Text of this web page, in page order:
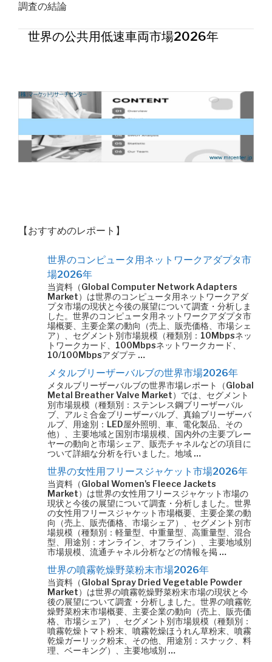
調査の結論
世界の公共用低速車両市場2026年
【おすすめのレポート】
世界のコンピュータ用ネットワークアダプタ市
場2026年
当資料（Global Computer Network Adapters
Market）は世界のコンピュータ用ネットワークアダ
プタ市場の現状と今後の展望について調査・分析しま
した。世界のコンピュータ用ネットワークアダプタ市
場概要、主要企業の動向（売上、販売価格、市場シェ
ア）、セグメント別市場規模（種類別：10Mbpsネッ
トワークカード、100Mbpsネットワークカード、
10/100Mbpsアダプテ …
メタルブリーザーバルブの世界市場2026年
メタルブリーザーバルブの世界市場レポート（Global
Metal Breather Valve Market）では、セグメント
別市場規模（種類別：ステンレス鋼ブリーザーバル
ブ、アルミ合金ブリーザーバルブ、真鍮ブリーザーバ
ルブ、用途別：LED屋外照明、車、電化製品、その
他）、主要地域と国別市場規模、国内外の主要プレー
ヤーの動向と市場シェア、販売チャネルなどの項目に
ついて詳細な分析を行いました。地域 …
世界の女性用フリースジャケット市場2026年
当資料（Global Women's Fleece Jackets
Market）は世界の女性用フリースジャケット市場の
現状と今後の展望について調査・分析しました。世界
の女性用フリースジャケット市場概要、主要企業の動
向（売上、販売価格、市場シェア）、セグメント別市
場規模（種類別：軽量型、中重量型、高重量型、混合
型、用途別：オンライン、オフライン）、主要地域別
市場規模、流通チャネル分析などの情報を掲 …
世界の噴霧乾燥野菜粉末市場2026年
当資料（Global Spray Dried Vegetable Powder
Market）は世界の噴霧乾燥野菜粉末市場の現状と今
後の展望について調査・分析しました。世界の噴霧乾
燥野菜粉末市場概要、主要企業の動向（売上、販売価
格、市場シェア）、セグメント別市場規模（種類別：
噴霧乾燥トマト粉末、噴霧乾燥ほうれん草粉末、噴霧
乾燥ガーリック粉末、その他、用途別：スナック、料
理、ベーキング）、主要地域別 …